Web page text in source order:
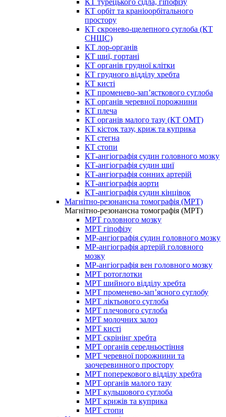
КТ турецького сідла, гіпофізу
КТ орбіт та краніоорбітального
простору
КТ скронево-щелепного суглоба (КТ
СНЩС)
КТ лор-органів
КТ шиї, гортані
КТ органів грудної клітки
КТ грудного відділу хребта
КТ кисті
КТ променево-зап’ясткового суглоба
КТ органів черевної порожнини
КТ плеча
КТ органів малого тазу (КТ ОМТ)
КТ кісток тазу, криж та куприка
КТ стегна
КТ стопи
КТ-ангіографія судин головного мозку
КТ-ангіографія судин шиї
КТ-ангіографія сонних артерій
КТ-ангіографія аорти
КТ-ангіографія судин кінцівок
Магнітно-резонансна томографія (МРТ)
Магнітно-резонансна томографія (МРТ)
МРТ головного мозку
МРТ гіпофізу
МР-ангіографія судин головного мозку
МР-ангіографія артерій головного
мозку
МР-ангіографія вен головного мозку
МРТ ротоглотки
МРТ шийного відділу хребта
МРТ променево-зап’ясного суглобу
МРТ ліктьового суглоба
МРТ плечового суглоба
МРТ молочних залоз
МРТ кисті
МРТ скрінінг хребта
МРТ органів середньостіння
МРТ черевної порожнини та
заочеревинного простору
МРТ поперекового відділу хребта
МРТ органів малого тазу
МРТ кульшового суглоба
МРТ крижів та куприка
МРТ стопи